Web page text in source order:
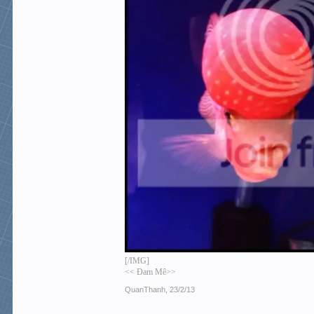
[/
Chúc a,e lun vui vẻ và phát tài...
[/IMG]
<< Đam Mê>>
QuanThanh 23/2/13